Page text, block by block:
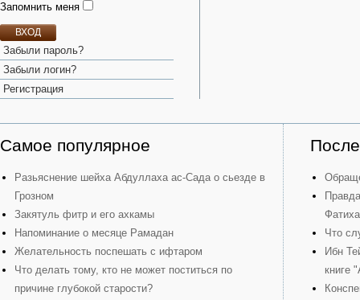
Запомнить меня
ВХОД
Забыли пароль?
Забыли логин?
Регистрация
Самое популярное
Разьяснение шейха Абдуллаха ас-Сада о сьезде в
Грозном
Закятуль фитр и его ахкамы
Напоминание о месяце Рамадан
Желательность поспешать с ифтаром
Что делать тому, кто не может поститься по
причине глубокой старости?
Что
Ибн
книге